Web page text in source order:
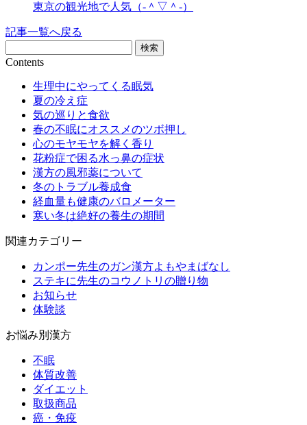
東京の観光地で人気（‐＾▽＾‐）
記事一覧へ戻る
Contents
生理中にやってくる眠気
夏の冷え症
気の巡りと食欲
春の不眠にオススメのツボ押し
心のモヤモヤを解く香り
花粉症で困る水っ鼻の症状
漢方の風邪薬について
冬のトラブル養成食
経血量も健康のバロメーター
寒い冬は絶好の養生の期間
関連カテゴリー
カンポー先生のガン漢方よもやまばなし
ステキに先生のコウノトリの贈り物
お知らせ
体験談
お悩み別漢方
不眠
体質改善
ダイエット
取扱商品
癌・免疫